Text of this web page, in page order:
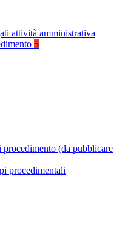
attività amministrativa
5
(da pubblicare
procedimentali